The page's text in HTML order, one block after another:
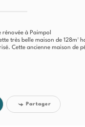
rénovée à Paimpol
très belle maison de 128m²
Cette ancienne maison de
Partager